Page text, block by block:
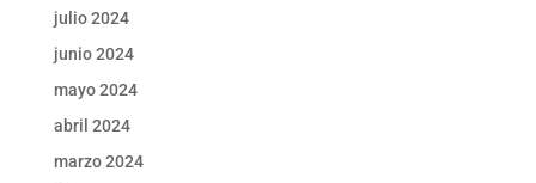
julio 2024
junio 2024
mayo 2024
abril 2024
marzo 2024